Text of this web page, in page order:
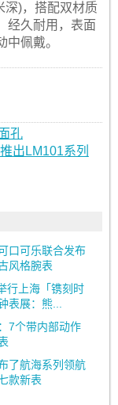
深)，搭配双材质
经久耐用，表面
佩戴。
孔
出LM101系列
口可乐联合发布
风格腕表
行上海「镌刻时
表展：熊...
7个带内部动作
了航海系列领航
款新表